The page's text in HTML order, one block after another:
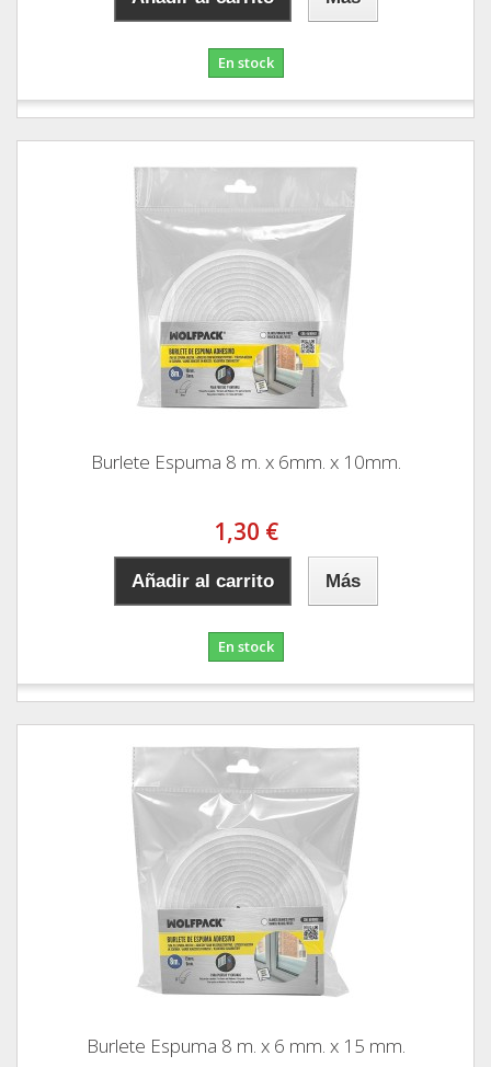
En stock
Burlete Espuma 8 m. x 6mm. x 10mm.
1,30 €
Añadir al carrito Más
En stock
Burlete Espuma 8 m. x 6 mm. x 15 mm.